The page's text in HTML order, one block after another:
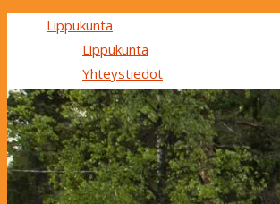
Lippukunta
Lippukunta
Yhteystiedot
Maksut ja stipendit
Ryhmät
Ryhmät
Perhepartio
Tapahtumakalenteri